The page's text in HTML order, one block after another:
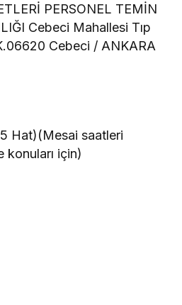
PERSONEL TEMİN
Cebeci Mahallesi Tıp
Cebeci / ANKARA
Hat)(Mesai saatleri
konuları için)